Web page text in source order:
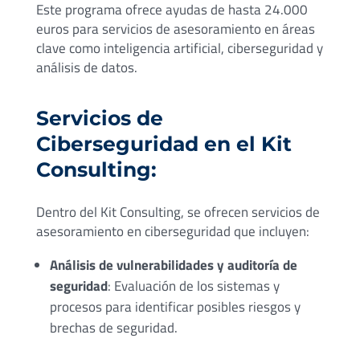
Este programa ofrece ayudas de hasta 24.000
euros para servicios de asesoramiento en áreas
clave como inteligencia artificial, ciberseguridad y
análisis de datos.
Servicios de
Ciberseguridad en el Kit
Consulting:
Dentro del Kit Consulting, se ofrecen servicios de
asesoramiento en ciberseguridad que incluyen:
Análisis de vulnerabilidades y auditoría de
seguridad: Evaluación de los sistemas y
procesos para identificar posibles riesgos y
brechas de seguridad.